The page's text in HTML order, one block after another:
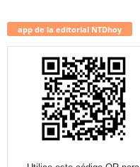
app de la editorial NTDhoy